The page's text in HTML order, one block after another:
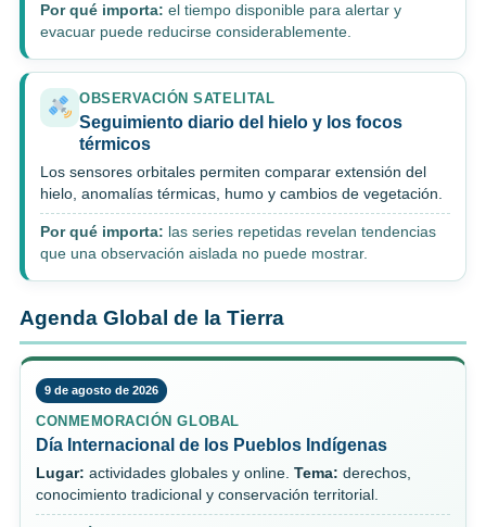
Por qué importa: el tiempo disponible para alertar y
evacuar puede reducirse considerablemente.
OBSERVACIÓN SATELITAL
Seguimiento diario del hielo y los focos
térmicos
Los sensores orbitales permiten comparar extensión del
hielo, anomalías térmicas, humo y cambios de vegetación.
Por qué importa: las series repetidas revelan tendencias
que una observación aislada no puede mostrar.
Agenda Global de la Tierra
9 de agosto de 2026
CONMEMORACIÓN GLOBAL
Día Internacional de los Pueblos Indígenas
Lugar: actividades globales y online. Tema: derechos,
conocimiento tradicional y conservación territorial.